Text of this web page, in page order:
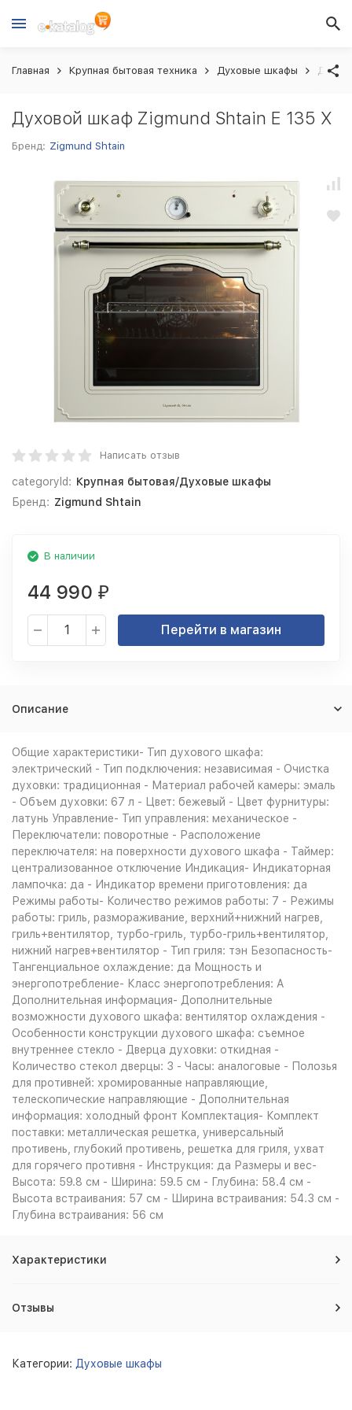
Главная Крупная бытовая техника Духовые шкафы
Духовой шкаф Zigmund Shtain E 135 X
Бренд: Zigmund Shtain
Написать отзыв
categoryId: Крупная бытовая/Духовые шкафы
Бренд: Zigmund Shtain
В наличии
44 990 ₽
Перейти в магазин
Описание
Общие характеристики- Тип духового шкафа:
электрический - Тип подключения: независимая - Очистка
духовки: традиционная - Материал рабочей камеры: эмаль
- Объем духовки: 67 л - Цвет: бежевый - Цвет фурнитуры:
латунь Управление- Тип управления: механическое -
Переключатели: поворотные - Расположение
переключателя: на поверхности духового шкафа - Таймер:
централизованное отключение Индикация- Индикаторная
лампочка: да - Индикатор времени приготовления: да
Режимы работы- Количество режимов работы: 7 - Режимы
работы: гриль, размораживание, верхний+нижний нагрев,
гриль+вентилятор, турбо-гриль, турбо-гриль+вентилятор,
нижний нагрев+вентилятор - Тип гриля: тэн Безопасность-
Тангенциальное охлаждение: да Мощность и
энергопотребление- Класс энергопотребления: A
Дополнительная информация- Дополнительные
возможности духового шкафа: вентилятор охлаждения -
Особенности конструкции духового шкафа: съемное
внутреннее стекло - Дверца духовки: откидная -
Количество стекол дверцы: 3 - Часы: аналоговые - Полозья
для противней: хромированные направляющие,
телескопические направляющие - Дополнительная
информация: холодный фронт Комплектация- Комплект
поставки: металлическая решетка, универсальный
противень, глубокий противень, решетка для гриля, ухват
для горячего противня - Инструкция: да Размеры и вес-
Высота: 59.8 см - Ширина: 59.5 см - Глубина: 58.4 см -
Высота встраивания: 57 см - Ширина встраивания: 54.3 см -
Глубина встраивания: 56 см
Характеристики
Отзывы
Категории: Духовые шкафы